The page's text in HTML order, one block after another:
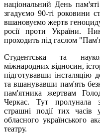
національний День
згадуємо 90-ті роковини
вшановуємо жертв
росії проти України.
проходить під гаслом
Студентська та
міжнародних відносин,
підготувавши інсталяцію
та вшанувавши пам'ять
пам'ятника жертвам
Черкас. Тут пролунала
страшні події тих часів
обласного українського
театру.